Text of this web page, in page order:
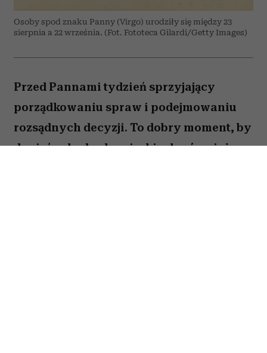
Osoby spod znaku Panny (Virgo) urodziły się między 23
sierpnia a 22 września. (Fot. Fototeca Gilardi/Getty Images)
Przed Pannami tydzień sprzyjający
porządkowaniu spraw i podejmowaniu
rozsądnych decyzji. To dobry moment, by
dopiąć zaległe obowiązki, ale również